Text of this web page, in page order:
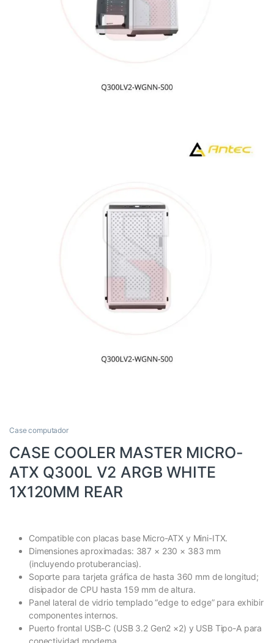
Case computador
CASE COOLER MASTER MICRO-
ATX Q300L V2 ARGB WHITE
1X120MM REAR
Compatible con placas base Micro-ATX y Mini-ITX.
Dimensiones aproximadas: 387 × 230 × 383 mm
(incluyendo protuberancias).
Soporte para tarjeta gráfica de hasta 360 mm de longitud;
disipador de CPU hasta 159 mm de altura.
Panel lateral de vidrio templado “edge to edge” para exhibir
componentes internos.
Puerto frontal USB-C (USB 3.2 Gen2 ×2) y USB Tipo-A para